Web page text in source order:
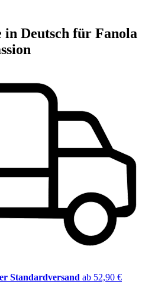
Deutsch für Fanola
Standardversand ab 52,90 €